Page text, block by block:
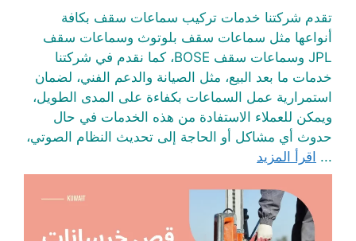
تقدم شركتنا خدمات تركيب سماعات سقف بكافة
أنواعها مثل سماعات سقف بلوتوث وسماعات سقف
JPL وسماعات سقف BOSE، كما نقدم في شركتنا
خدمات ما بعد البيع، مثل الصيانة والدعم الفني، لضمان
استمرارية عمل السماعات بكفاءة على المدى الطويل،
ويمكن للعملاء الاستفادة من هذه الخدمات في حال
حدوث أي مشاكل أو الحاجة إلى تحديث النظام الصوتي،
... اقرأ المزيد